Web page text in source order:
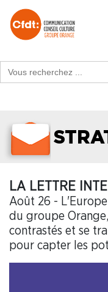
for:
LA LETTRE
Août 26 -
du groupe
contrastés et se
pour capter les